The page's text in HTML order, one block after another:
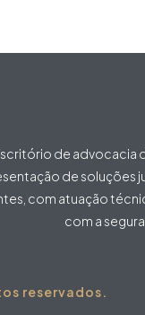
de advocacia
de soluções
com atuação
com a
reservados.